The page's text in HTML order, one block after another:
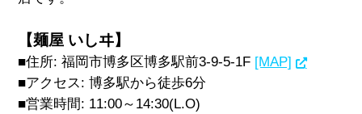
【麺屋 いしヰ】
■住所:福岡市博多区博多駅前3-9-5-1F [MAP]
■アクセス:博多駅から徒歩6分
■営業時間: 11:00～ 14:30(L.O)